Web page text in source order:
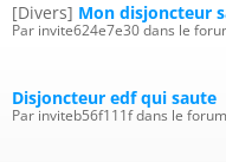
[Divers] Mon disjoncteur
Par invite624e7e30 dans le
Disjoncteur edf qui saute
Par inviteb56f111f dans le